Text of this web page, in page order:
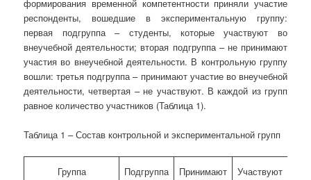
формирования временной компетентности приняли участие
респонденты, вошедшие в экспериментальную группу:
первая подгруппа – студенты, которые участвуют во
внеучебной деятельности; вторая подгруппа – не принимают
участия во внеучебной деятельности. В контрольную группу
вошли: третья подгруппа – принимают участие во внеучебной
деятельности, четвертая – не участвуют. В каждой из групп
равное количество участников (Таблица 1).
Таблица 1 – Состав контрольной и экспериментальной групп
Группа Подгруппа
Принимают
Участвуют